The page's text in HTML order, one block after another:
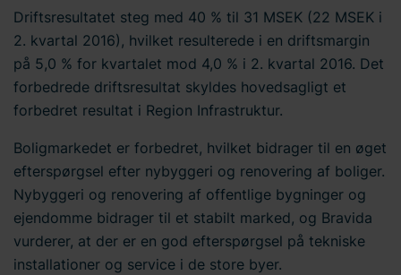
Driftsresultatet steg med 40 % til 31 MSEK (22 MSEK i
2. kvartal 2016), hvilket resulterede i en driftsmargin
på 5,0 % for kvartalet mod 4,0 % i 2. kvartal 2016. Det
forbedrede driftsresultat skyldes hovedsagligt et
forbedret resultat i Region Infrastruktur.
Boligmarkedet er forbedret, hvilket bidrager til en øget
efterspørgsel efter nybyggeri og renovering af boliger.
Nybyggeri og renovering af offentlige bygninger og
ejendomme bidrager til et stabilt marked, og Bravida
vurderer, at der er en god efterspørgsel på tekniske
installationer og service i de store byer.